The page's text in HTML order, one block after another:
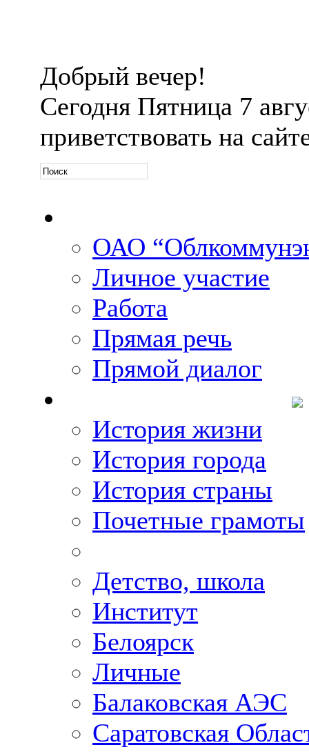
Добрый вечер!
Сегодня Пятница 7
приветствовать на
ОАО
Личное участие
Работа
Прямая речь
Прямой диалог
История жизни
История города
История страны
Почетные грамоты
Детство, школа
Институт
Белоярск
Личные
Балаковская АЭС
Саратовская